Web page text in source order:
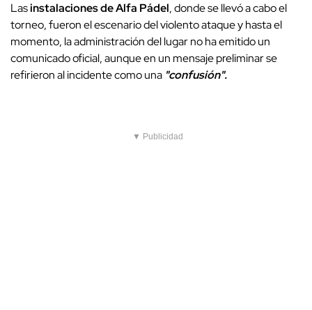
Lasinstalaciones de Alfa Pádel, donde se llevó a cabo el
torneo, fueron el escenario del violento ataque y hasta el
momento, la administración del lugar no ha emitido un
comunicado oficial, aunque en un mensaje preliminar se
refirieron al incidente como una "confusión".
▼ Publicidad